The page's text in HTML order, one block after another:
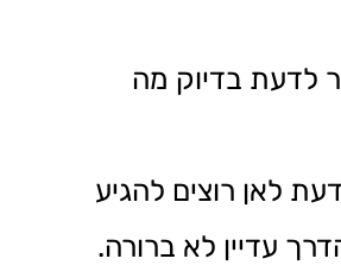
לדעת בדיוק מה
לאן רוצים להגיע
עדיין לא ברורה.